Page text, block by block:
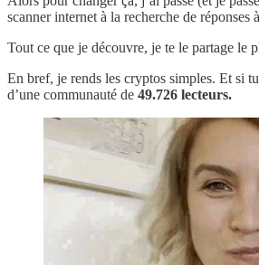
scanner internet à la recherche de réponses
Tout ce que je découvre, je te le partage le
En bref, je rends les cryptos simples. Et si
d’une communauté de 49.726 lecteurs.